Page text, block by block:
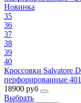
Новинка
35
36
37
38
39
40
Кроссовки Salvatore
перфорированные
18900 руб
Выбрать